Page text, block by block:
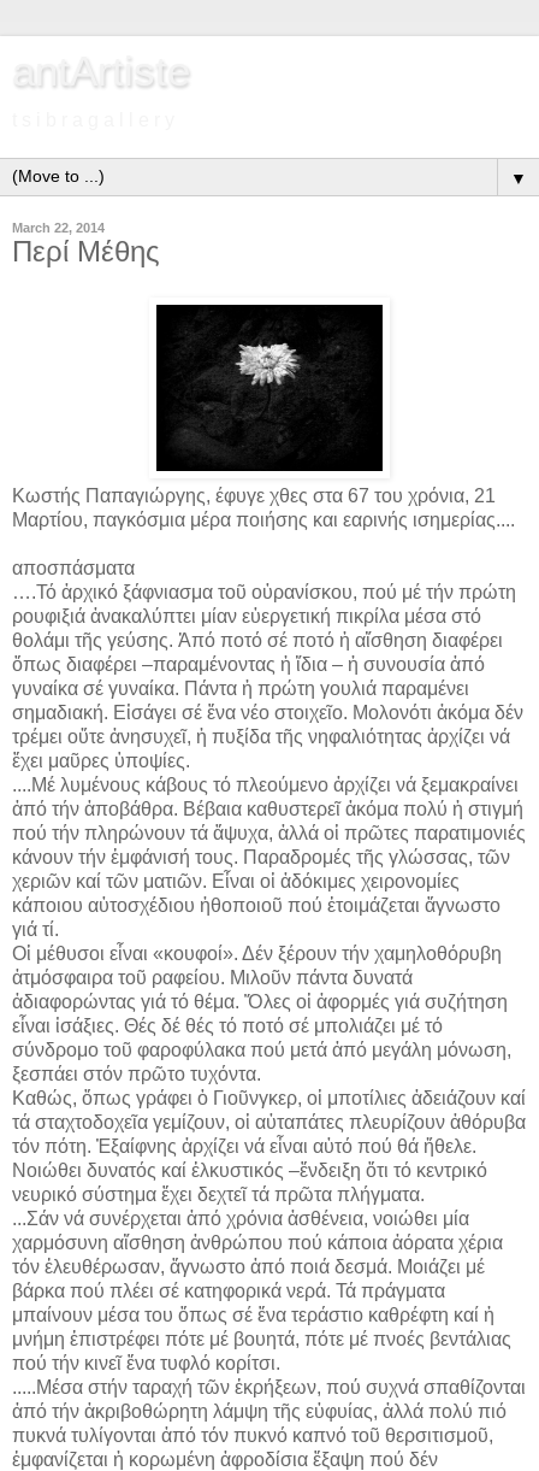
antArtiste
▼
March 22, 2014
Περί Μέθης
Κωστής Παπαγιώργης, έφυγε χθες στα 67 του χρόνια, 21
Μαρτίου, παγκόσμια μέρα ποιήσης και εαρινής ισημερίας....
αποσπάσματα
….Τό ἀρχικό ξάφνιασμα τοῦ οὐρανίσκου, πού μέ τήν πρώτη
ρουφιξιά ἀνακαλύπτει μίαν εὐεργετική πικρίλα μέσα στό
θολάμι τῆς γεύσης. Ἀπό ποτό σέ ποτό ἡ αἴσθηση διαφέρει
ὅπως διαφέρει –παραμένοντας ἡ ἴδια – ἡ συνουσία ἀπό
γυναίκα σέ γυναίκα. Πάντα ἡ πρώτη γουλιά παραμένει
σημαδιακή. Εἰσάγει σέ ἕνα νέο στοιχεῖο. Μολονότι ἀκόμα δέν
τρέμει οὔτε ἀνησυχεῖ, ἡ πυξίδα τῆς νηφαλιότητας ἀρχίζει νά
ἔχει μαῦρες ὑποψίες.
....Μέ λυμένους κάβους τό πλεούμενο ἀρχίζει νά ξεμακραίνει
ἀπό τήν ἀποβάθρα. Βέβαια καθυστερεῖ ἀκόμα πολύ ἡ στιγμή
πού τήν πληρώνουν τά ἄψυχα, ἀλλά οἱ πρῶτες παρατιμονιές
κάνουν τήν ἐμφάνισή τους. Παραδρομές τῆς γλώσσας, τῶν
χεριῶν καί τῶν ματιῶν. Εἶναι οἱ ἀδόκιμες χειρονομίες
κάποιου αὐτοσχέδιου ἠθοποιοῦ πού ἑτοιμάζεται ἄγνωστο
γιά τί.
Οἱ μέθυσοι εἶναι «κουφοί». Δέν ξέρουν τήν χαμηλοθόρυβη
ἀτμόσφαιρα τοῦ ραφείου. Μιλοῦν πάντα δυνατά
ἀδιαφορώντας γιά τό θέμα. Ὅλες οἱ ἀφορμές γιά συζήτηση
εἶναι ἰσάξιες. Θές δέ θές τό ποτό σέ μπολιάζει μέ τό
σύνδρομο τοῦ φαροφύλακα πού μετά ἀπό μεγάλη μόνωση,
ξεσπάει στόν πρῶτο τυχόντα.
Καθώς, ὅπως γράφει ὁ Γιοῦνγκερ, οἱ μποτίλιες ἀδειάζουν καί
τά σταχτοδοχεῖα γεμίζουν, οἱ αὐταπάτες πλευρίζουν ἀθόρυβα
τόν πότη. Ἐξαίφνης ἀρχίζει νά εἶναι αὐτό πού θά ἤθελε.
Νοιώθει δυνατός καί ἑλκυστικός –ἔνδειξη ὅτι τό κεντρικό
νευρικό σύστημα ἔχει δεχτεῖ τά πρῶτα πλήγματα.
...Σάν νά συνέρχεται ἀπό χρόνια ἀσθένεια, νοιώθει μία
χαρμόσυνη αἴσθηση ἀνθρώπου πού κάποια ἀόρατα χέρια
τόν ἐλευθέρωσαν, ἄγνωστο ἀπό ποιά δεσμά. Μοιάζει μέ
βάρκα πού πλέει σέ κατηφορικά νερά. Τά πράγματα
μπαίνουν μέσα του ὅπως σέ ἕνα τεράστιο καθρέφτη καί ἡ
μνήμη ἐπιστρέφει πότε μέ βουητά, πότε μέ πνοές βεντάλιας
πού τήν κινεῖ ἕνα τυφλό κορίτσι.
.....Μέσα στήν ταραχή τῶν ἐκρήξεων, πού συχνά σπαθίζονται
ἀπό τήν ἀκριβοθώρητη λάμψη τῆς εὐφυίας, ἀλλά πολύ πιό
πυκνά τυλίγονται ἀπό τόν πυκνό καπνό τοῦ θερσιτισμοῦ,
ἐμφανίζεται ἡ κορωμένη ἀφροδίσια ἔξαψη πού δέν